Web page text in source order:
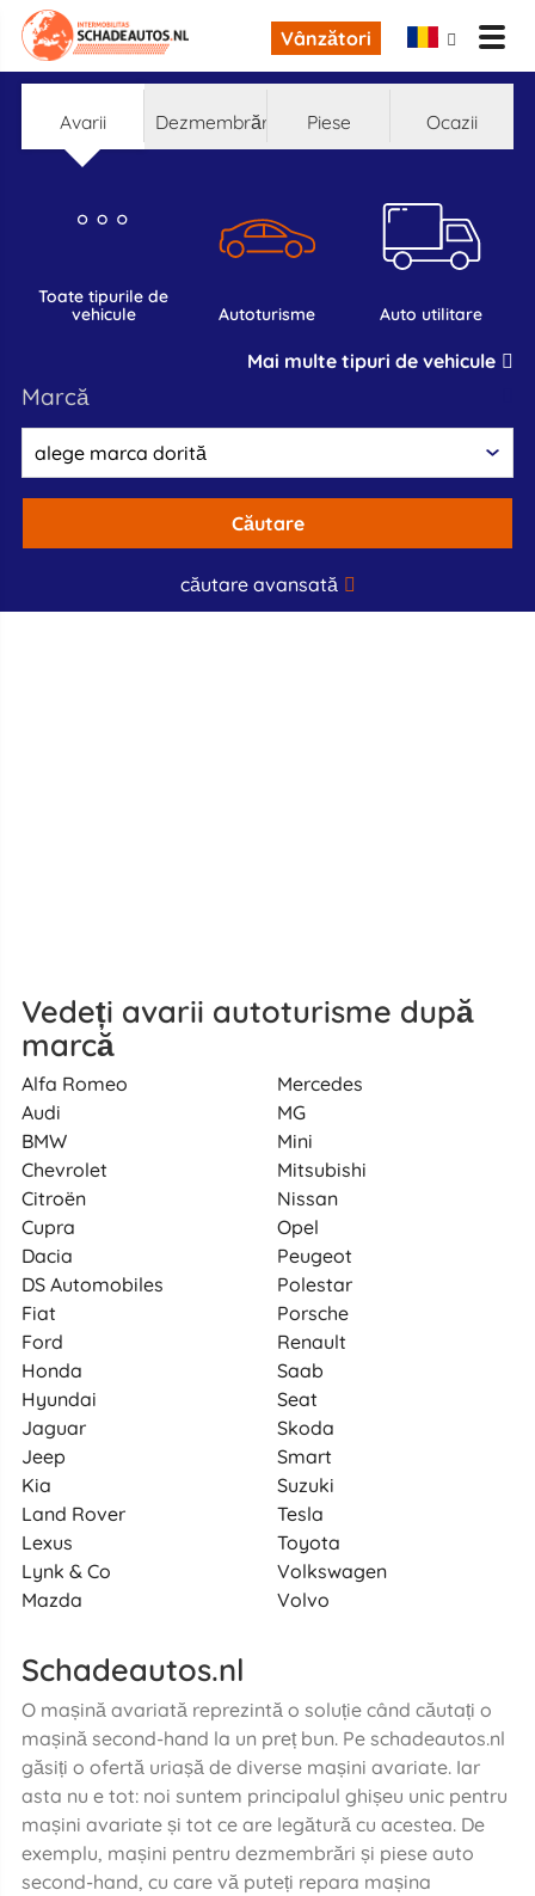
Vânzători
Avarii Dezmembrări Piese Ocazii
toate tipurile de
vehicule
autoturisme auto utilitare
Mai multe tipuri de vehicule
marcă
Căutare
căutare avansată
Vedeți avarii autoturisme după
marcă
Alfa Romeo
Audi
BMW
Chevrolet
Citroën
Cupra
Dacia
DS Automobiles
Fiat
Ford
Honda
Hyundai
Jaguar
Jeep
Kia
Land Rover
Lexus
Lynk & Co
Mazda
Mercedes
MG
Mini
Mitsubishi
Nissan
Opel
Peugeot
Polestar
Porsche
Renault
Saab
Seat
Skoda
Smart
Suzuki
Tesla
Toyota
Volkswagen
Volvo
Schadeautos.nl
O mașină avariată reprezintă o soluție când căutați o
mașină second-hand la un preț bun. Pe schadeautos.nl
găsiți o ofertă uriașă de diverse mașini avariate. Iar
asta nu e tot: noi suntem principalul ghișeu unic pentru
mașini avariate și tot ce are legătură cu acestea. De
exemplu, mașini pentru dezmembrări și piese auto
second-hand, cu care vă puteți repara mașina